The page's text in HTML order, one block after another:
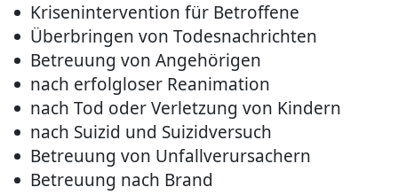
Krisenintervention für Betroffene
Überbringen von Todesnachrichten
Betreuung von Angehörigen
nach erfolgloser Reanimation
nach Tod oder Verletzung von Kindern
nach Suizid und Suizidversuch
Betreuung von Unfallverursachern
Betreuung nach Brand